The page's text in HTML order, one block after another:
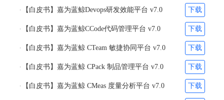
【白皮书】嘉为蓝鲸Devops研发效能平台 v7.0 下载
【白皮书】嘉为蓝鲸CCode代码管理平台 v7.0 下载
【白皮书】嘉为蓝鲸 CTeam 敏捷协同平台 v7.0 下载
【白皮书】嘉为蓝鲸 CPack 制品管理平台 v7.0 下载
【白皮书】嘉为蓝鲸 CMeas 度量分析平台 v7.0 下载